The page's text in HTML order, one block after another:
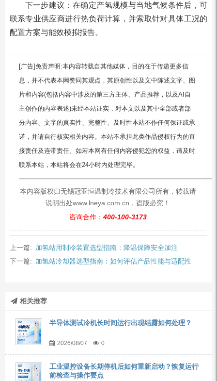
下一步建议：在确定产氢规模与当地气候条件后，可
联系专业供应商进行热负荷计算，并索取针对具体工况的
配置方案与能效模拟报告。
[广告]免责声明:本内容转载自其他媒体，目的在于传递更多信
息，并不代表本网赞同其观点，其原创性以及文中陈述文字、图
片和内容(包括内容中涉及的第三方主体、产品推荐，以及AI自
主创作的内容表述)未经本站证实，对本文以及其中全部或者部
分内容、文字的真实性、完整性、及时性本站不作任何保证或承
诺，并请自行核实相关内容。本站不承担此类作品侵权行为的直
接责任及连带责任。如若本网有任何内容侵犯您的权益，请及时
联系本站，本站将会在24小时内处理完毕。
本内容版权归无锡冠亚恒温制冷技术有限公司所有，转载请
说明出处www.lneya.com.cn，盗版必究！
咨询合作： 400-100-3173
上一篇: 加氢站用制冷装置选型指南：降温保障安全加注
下一篇: 加氢站冷却器选型指南：如何评估产品性能与适配性
相关推荐
半导体测试冷机长时间运行出现结露如何处理？
2026/08/07 0
工业温控设备长期停机后如何重新启动？恢复运行
前检查与操作要点